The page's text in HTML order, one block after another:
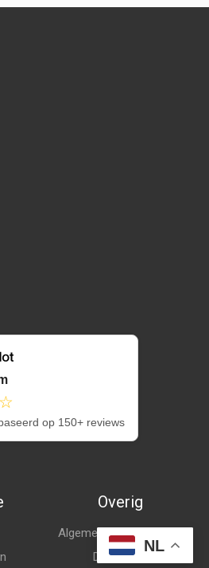
op 150+ reviews
Overig
Algemene voorwaarden
Disclaimer
NL